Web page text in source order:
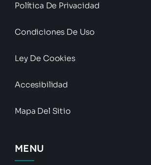
Política De Privacidad
Condiciones De Uso
Ley De Cookies
Accesibilidad
Mapa Del Sitio
MENU